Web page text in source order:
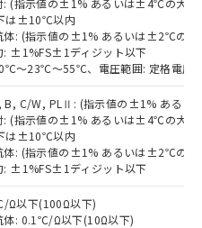
: (指示値の±1% あるいは±4℃の大き
は±10℃以内
体: (指示値の±1% あるいは±2℃の大
: ±1%FS±1ディジット以下
～23℃～55℃、電圧範囲: 定格電圧
B, C/W, PLⅡ: (指示値の±1% ある
: (指示値の±1% あるいは±4℃の大き
は±10℃以内
体: (指示値の±1% あるいは±2℃の大
: ±1%FS±1ディジット以下
Ω以下(100Ω以下)
体: 0.1℃/Ω以下(10Ω以下)
段のことがない限
割愛しておりま